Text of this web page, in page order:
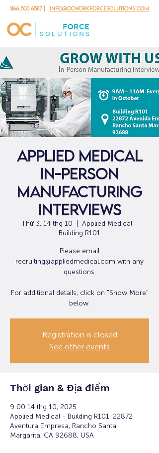
866.500.6587| info@ocworkforcesolutions.com
Applied Medical
In-Person
Manufacturing
Interviews
Thứ 3, 14 thg 10
Applied Medical -
Building R101
Please email
recruiting@appliedmedical.com with any
questions.
For additional details, click on "Show More"
below.
Registration is closed
See other events
Thời gian & Địa điểm
9:00 14 thg 10, 2025
Applied Medical - Building R101, 22872
Aventura Empresa, Rancho Santa
Margarita, CA 92688, USA